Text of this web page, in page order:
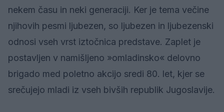
nekem času in neki generaciji. Ker je tema večine
njihovih pesmi ljubezen, so ljubezen in ljubezenski
odnosi vseh vrst iztočnica predstave. Zaplet je
postavljen v namišljeno »omladinsko« delovno
brigado med poletno akcijo sredi 80. let, kjer se
srečujejo mladi iz vseh bivših republik Jugoslavije.